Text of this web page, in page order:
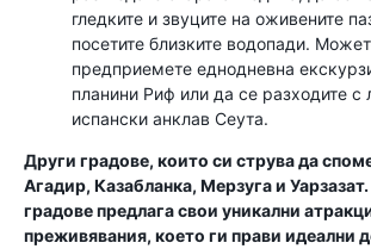
гледките и звуците на оживените
посетите близките водопади.
предприемете еднодневна
планини Риф или да се разходите с
испански анклав Сеута.
Други градове, които си струва да
Агадир, Казабланка, Мерзуга и
градове предлага свои уникални
преживявания, което ги прави идеални